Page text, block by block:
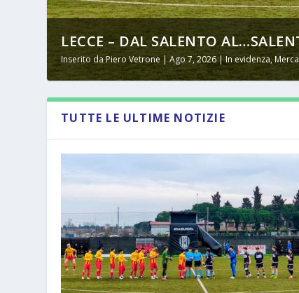
LECCE – DAL SALENTO
Inserito daPiero Vetrone|Ago 7, 2026|In evidenza,
TUTTE LE ULTIME NOTIZIE